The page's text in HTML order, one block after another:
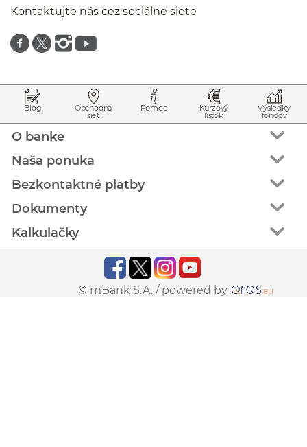
Kontaktujte nás cez sociálne siete
Znajdź nas na facebooku
Znajdź nas na twitterze
Znajdź nas na instagramie
Znajdź nas na youtube
Blog Obchodná
sieť
Pomoc Kurzový
lístok
Výsledky
fondov
O banke
Naša ponuka
Bezkontaktné platby
Dokumenty
Kalkulačky
© mBank S.A. / powered by